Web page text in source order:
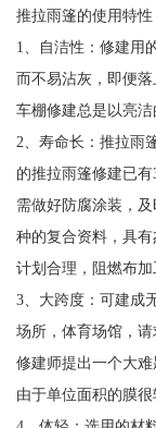
推拉雨篷的使用特性
1、自洁性：修建用
而不易沾灰，即便
车棚修建总是以亮洁
2、寿命长：推拉雨
的推拉雨篷修建已
需做好防腐涂装，
种的复合资料，具
计划合理，阻燃布加
3、大跨度：可建成
场所，体育场馆，
修建师提出一个大难
由于单位面积的膜